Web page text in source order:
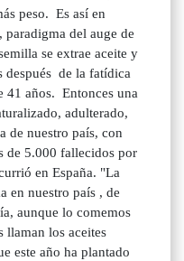
peso. Es así en
del auge de
se extrae aceite y
después de la fatídica
41 años. Entonces una
adulterado,
de nuestro país, con
de 5.000 fallecidos por
en España. "La
en nuestro país , de
aunque lo comemos
llaman los aceites
este año ha plantado